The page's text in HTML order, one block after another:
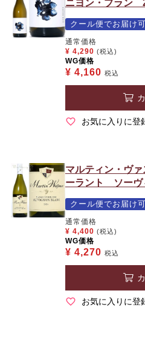
ニヨン・ブラン
クール便でお届け
通常価格
¥ 4,290 (税込)
WG価格
¥ 4,160 税込
お気に入りに登
マルティン・ヴ
ーラント ソー
クール便でお届け
通常価格
¥ 4,400 (税込)
WG価格
¥ 4,270 税込
お気に入りに登